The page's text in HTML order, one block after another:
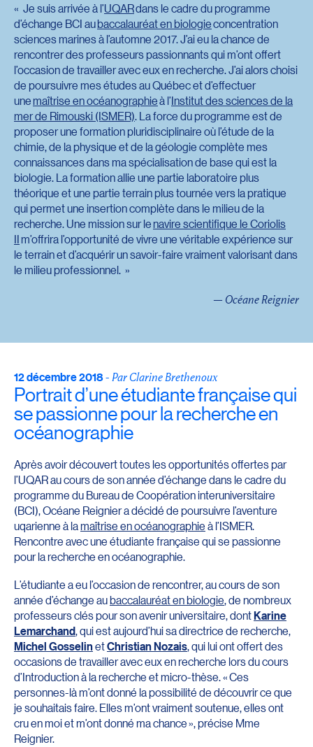
Je suis arrivée à l’UQARdans le cadre du programme
d’échange BCI aubaccalauréat en biologieconcentration
sciences marines à l’automne 2017. J’ai eu la chance de
rencontrer des professeurs passionnants qui m’ont offert
l’occasion de travailler avec eux en recherche. J’ai alors choisi
de poursuivre mes études au Québec et d’effectuer
unemaîtrise en océanographieà l’Institut des sciences de la
mer de Rimouski (ISMER). La force du programme est de
proposer une formation pluridisciplinaire où l’étude de la
chimie, de la physique et de la géologie complète mes
connaissances dans ma spécialisation de base qui est la
biologie. La formation allie une partie laboratoire plus
théorique et une partie terrain plus tournée vers la pratique
qui permet une insertion complète dans le milieu de la
recherche. Une mission sur lenavire scientifique le Coriolis
IIm’offrira l’opportunité de vivre une véritable expérience sur
le terrain et d’acquérir un savoir-faire vraiment valorisant dans
le milieu professionnel.
— Océane Reignier
12 décembre 2018- Par Clarine Brethenoux
Portrait d’une étudiante française qui
se passionne pour la recherche en
océanographie
Après avoir découvert toutes les opportunités offertes par
l’UQAR au cours de son année d’échange dans le cadre du
programme du Bureau de Coopération interuniversitaire
(BCI), Océane Reignier a décidé de poursuivre l’aventure
uqarienne à lamaîtrise en océanographieà l’ISMER.
Rencontre avec une étudiante française qui se passionne
pour la recherche en océanographie.
L’étudiante a eu l’occasion de rencontrer, au cours de son
année d’échange aubaccalauréat en biologie, de nombreux
professeurs clés pour son avenir universitaire, dontKarine
Lemarchand, qui est aujourd’hui sa directrice de recherche,
Michel GosselinetChristian Nozais, qui lui ont offert des
occasions de travailler avec eux en recherche lors du cours
d’Introduction à la recherche et micro-thèse. « Ces
personnes-là m’ont donné la possibilité de découvrir ce que
je souhaitais faire. Elles m’ont vraiment soutenue, elles ont
cru en moi et m’ont donné ma chance », précise Mme
Reignier.